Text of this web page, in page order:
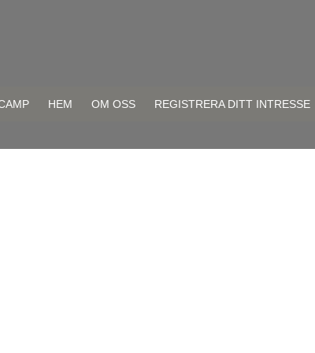
HEM OM OSS REGISTRERA DITT INTRESSE